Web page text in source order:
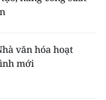
văn hóa hoạt
mới